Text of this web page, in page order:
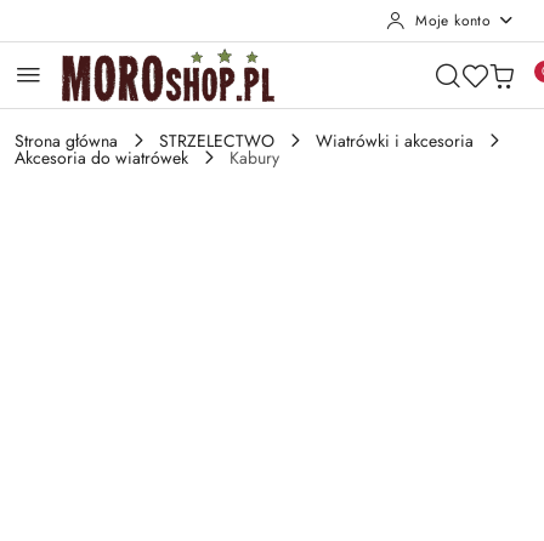
Moje konto
Strona główna STRZELECTWO Wiatrówki i akcesoria
Akcesoria do wiatrówek Kabury